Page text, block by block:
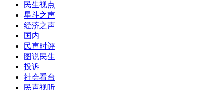
民生视点
星斗之声
经济之声
国内
民声时评
图说民生
投诉
社会看台
民声视听